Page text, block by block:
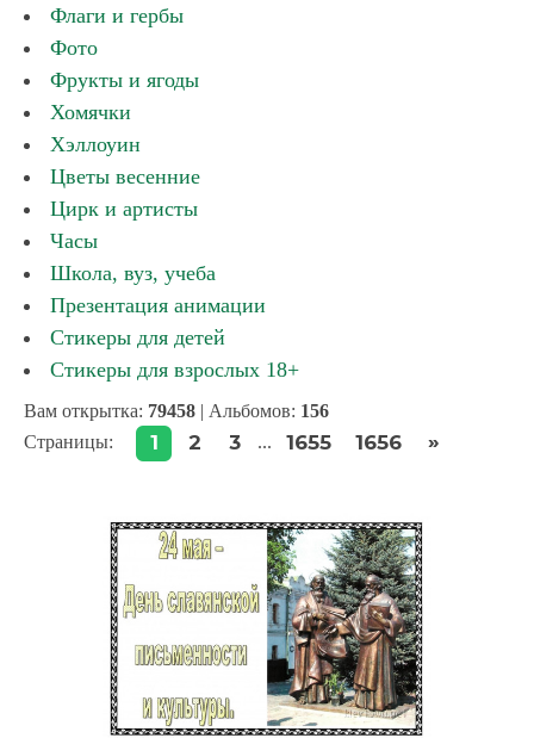
Флаги и гербы
Фото
Фрукты и ягоды
Хомячки
Хэллоуин
Цветы весенние
Цирк и артисты
Часы
Школа, вуз, учеба
Презентация анимации
Стикеры для детей
Стикеры для взрослых 18+
Вам открытка: 79458 | Альбомов: 156
Страницы: 1 2 3 ... 1655 1656 »